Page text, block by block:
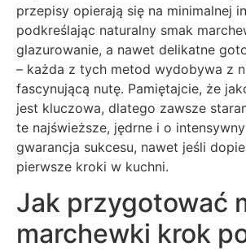
przepisy opierają się na minimalnej
podkreślając naturalny smak
glazurowanie, a nawet delikatne
– każda z tych metod wydobywa z
fascynującą nutę. Pamiętajcie, że
jest kluczowa, dlatego zawsze
te najświeższe, jędrne i o
gwarancja sukcesu, nawet jeśli
pierwsze kroki w kuchni.
Jak przygotować
marchewki krok